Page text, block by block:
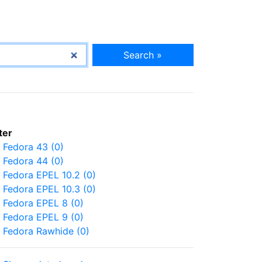
Search »
Fedora 43 (0)
Fedora 44 (0)
Fedora EPEL 10.2 (0)
Fedora EPEL 10.3 (0)
Fedora EPEL 8 (0)
Fedora EPEL 9 (0)
Fedora Rawhide (0)